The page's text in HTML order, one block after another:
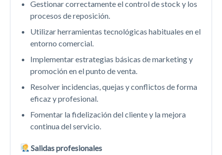
Gestionar correctamente el control de stock y los
procesos de reposición.
Utilizar herramientas tecnológicas habituales en el
entorno comercial.
Implementar estrategias básicas de marketing y
promoción en el punto de venta.
Resolver incidencias, quejas y conflictos de forma
eficaz y profesional.
Fomentar la fidelización del cliente y la mejora
continua del servicio.
Salidas profesionales